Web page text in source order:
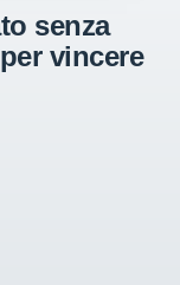
senza
vincere